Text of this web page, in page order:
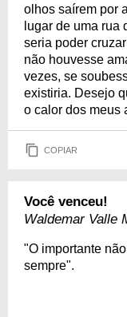
olhos saírem por
lugar de uma rua
seria poder
não houvesse
vezes, se
existiria. Desejo
o calor dos meus
COPIAR
Você venceu!
Waldemar Valle
"O importante
sempre".